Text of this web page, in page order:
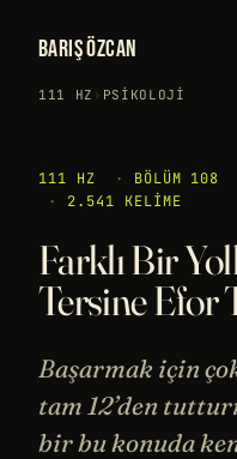
BARIŞ ÖZCAN
111 HZ › PSIKOLOJI
111 HZ · BÖLÜM 108
·
2.541 KELIME
Farklı Bir
Tersine Efor
Başarmak için
tam 12’den
bir bu konuda